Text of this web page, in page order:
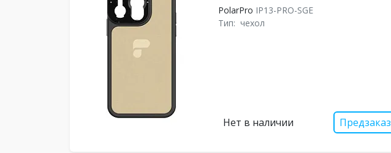
PolarPro IP13-PRO-SGE
Тип: чехол
Нет в наличии Предзаказ